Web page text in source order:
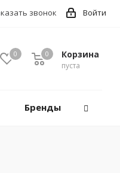
Войти
звонок
0 Корзина
пуста
0
Бренды